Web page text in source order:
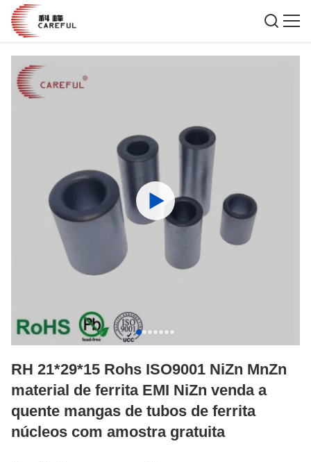
RH 21*29*15 Rohs ISO9001 NiZn MnZn
material de ferrita EMI NiZn venda a
quente mangas de tubos de ferrita
núcleos com amostra gratuita